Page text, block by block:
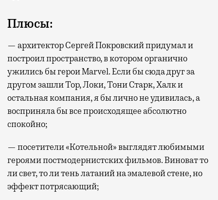
Плюсы:
— архитектор Сергей Покровский придумал и
построил пространство, в котором органично
ужились бы герои Marvel. Если бы сюда друг за
другом зашли Тор, Локи, Тони Старк, Халк и
остальная компания, я бы лично не удивилась, а
восприняла бы все происходящее абсолютно
спокойно;
— посетители «Котельной» выглядят любимыми
героями постмодернистских фильмов. Виноват то
ли свет, то ли тень латаний на эмалевой стене, но
эффект потрясающий;